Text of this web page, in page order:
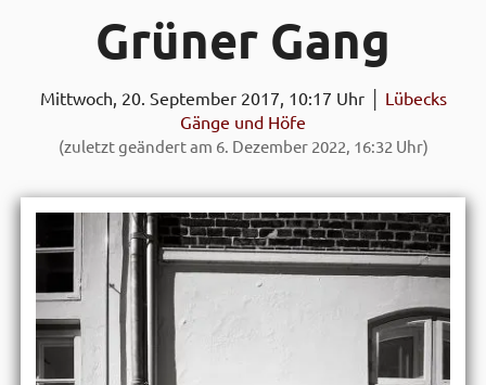
Grüner Gang
Mittwoch, 20. September 2017, 10:17 Uhr │ Lübecks
Gänge und Höfe
(zuletzt geändert am 6. Dezember 2022, 16:32 Uhr)